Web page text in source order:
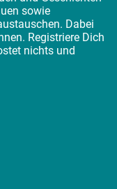
sowie
Dabei
Registriere Dich
nichts und